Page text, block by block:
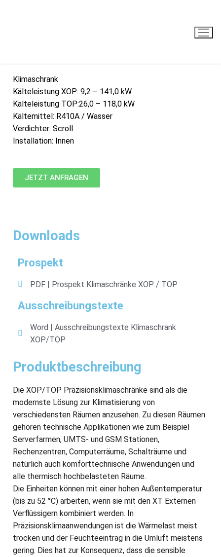
Klimaschrank
Kälteleistung XOP: 9,2 – 141,0 kW
Kälteleistung TOP:26,0 – 118,0 kW
Kältemittel: R410A / Wasser
Verdichter: Scroll
Installation: Innen
JETZT ANFRAGEN
Downloads
Prospekt
PDF | Prospekt Klimaschränke XOP / TOP
Ausschreibungstexte
Word | Ausschreibungstexte Klimaschrank
XOP/TOP
Produktbeschreibung
Die XOP/TOP Präzisionsklimaschränke sind als die
modernste Lösung zur Klimatisierung von
verschiedensten Räumen anzusehen. Zu diesen Räumen
gehören technische Applikationen wie zum Beispiel
Serverfarmen, UMTS- und GSM Stationen,
Rechenzentren, Computerräume, Schalträume und
natürlich auch komforttechnische Anwendungen und
alle thermisch hochbelasteten Räume.
Die Einheiten können mit einer hohen Außentemperatur
(bis zu 52 °C) arbeiten, wenn sie mit den XT Externen
Verflüssigern kombiniert werden. In
Präzisionsklimaanwendungen ist die Wärmelast meist
trocken und der Feuchteeintrag in die Umluft meistens
gering. Dies hat zur Konsequenz, dass die sensible